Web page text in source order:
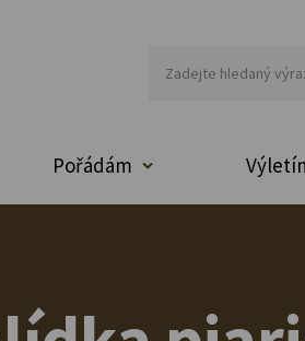
Pořádám